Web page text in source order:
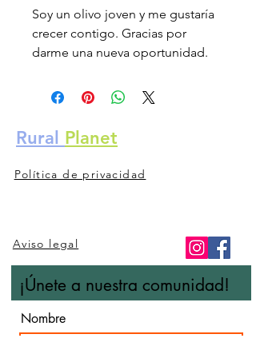
Soy un olivo joven y me gustaría
crecer contigo. Gracias por
darme una nueva oportunidad.
Rural Planet
Política de privacidad
Aviso legal
¡Únete a nuestra comunidad!
Nombre